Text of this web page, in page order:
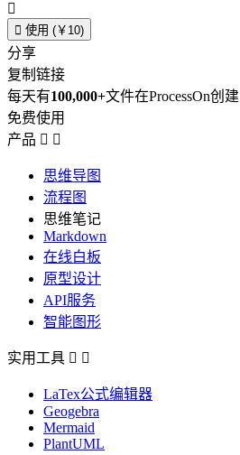

 使用 (￥10)
分享
复制链接
每天有100,000+文件在ProcessOn创建
免费使用
产品  
思维导图
流程图
思维笔记
Markdown
在线白板
原型设计
API服务
智能图形
实用工具  
LaTex公式编辑器
Geogebra
Mermaid
PlantUML